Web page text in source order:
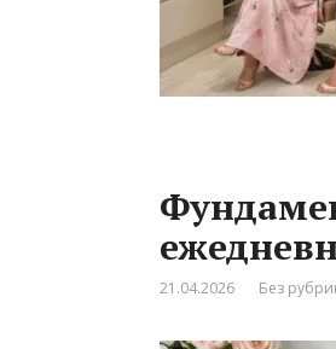
21.04.2026 Без